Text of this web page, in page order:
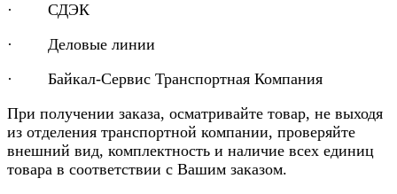
· СДЭК
· Деловые линии
· Байкал-Сервис Транспортная Компания
При получении заказа, осматривайте товар, не выходя
из отделения транспортной компании, проверяйте
внешний вид, комплектность и наличие всех единиц
товара в соответствии с Вашим заказом.